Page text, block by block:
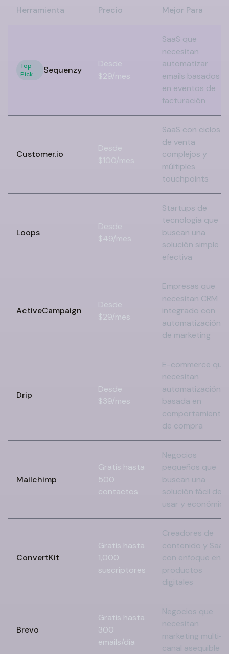
Herramienta Precio Mejor Para
Top
Pick
Sequenzy
Desde
$29/mes
SaaS que
necesitan
automatizar
emails basados
en eventos de
facturación
Customer.io
Desde
$100/mes
SaaS con ciclos
de venta
complejos y
múltiples
touchpoints
Loops
Desde
$49/mes
Startups de
tecnología que
buscan una
solución simple y
efectiva
ActiveCampaign
Desde
$29/mes
Empresas que
necesitan CRM
integrado con
automatización
de marketing
Drip
Desde
$39/mes
E-commerce que
necesitan
automatización
basada en
comportamiento
de compra
Mailchimp
Gratis hasta
500
contactos
Negocios
pequeños que
buscan una
solución fácil de
usar y económica
ConvertKit
Gratis hasta
1,000
suscriptores
Creadores de
contenido y SaaS
con enfoque en
productos
digitales
Brevo
Gratis hasta
300
emails/día
Negocios que
necesitan
marketing multi-
canal asequible